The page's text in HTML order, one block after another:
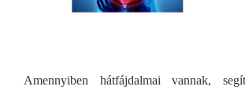
Amennyiben hátfájdalmai vannak,